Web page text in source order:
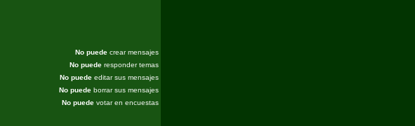
No puedecrear mensajes
No puederesponder temas
No puedeeditar sus mensajes
No puedeborrar sus mensajes
No puedevotar en encuestas